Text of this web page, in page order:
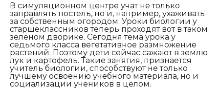
В симуляционном центре учат не только
заправлять постель, но и, например, ухаживать
за собственным огородом. Уроки биологии у
старшеклассников теперь проходят вот в таком
зеленом дворике. Сегодня тема урока у
седьмого класса вегетативное размножение
растений. Поэтому дети сейчас сажают в землю
лук и картофель. Такие занятия, признается
учитель биологии, способствуют не только
лучшему освоению учебного материала, но и
социализации учеников в целом.